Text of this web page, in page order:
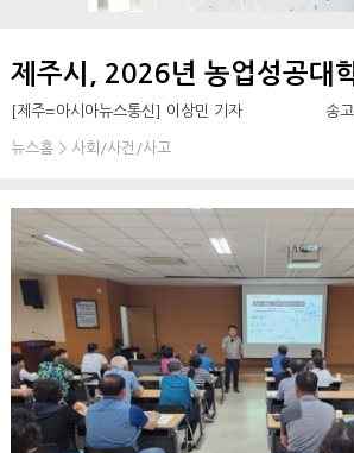
제주시, 2026년 농업성공대
[제주=아시아뉴스통신] 이상민 기자 송
뉴스홈 > 사회/사건/사고